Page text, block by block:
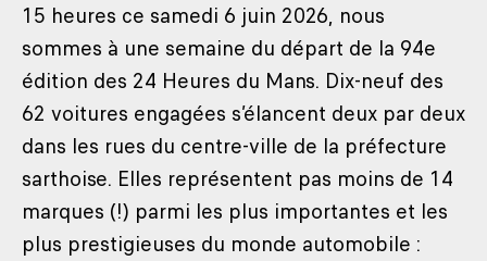
15 heures ce samedi 6 juin 2026, nous
sommes à une semaine du départ de la 94e
édition des 24 Heures du Mans. Dix-neuf des
62 voitures engagées s’élancent deux par deux
dans les rues du centre-ville de la préfecture
sarthoise. Elles représentent pas moins de 14
marques (!) parmi les plus importantes et les
plus prestigieuses du monde automobile :